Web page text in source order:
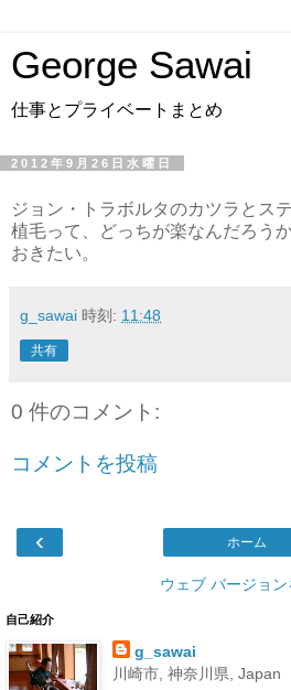
George Sawai
仕事とプライベートまとめ
2012年9月26日水曜日
ジョン・トラボルタのカツラとス
植毛って、どっちが楽なんだろう
おきたい。
g_sawai 時刻: 11:48
共有
0 件のコメント:
コメントを投稿
‹ ホーム
ウェブ バージョ
自己紹介
g_sawai
川崎市, 神奈川県, Japan